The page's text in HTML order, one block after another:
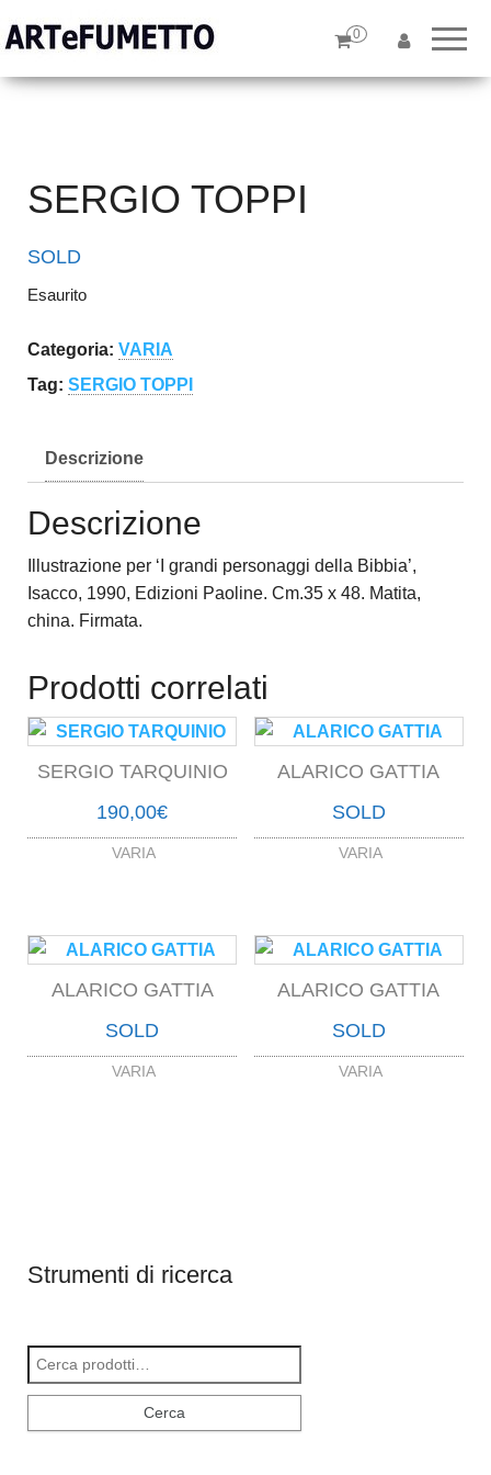
– Specialisti in
Tavole Originali
0
SERGIO TOPPI
SOLD
Esaurito
Categoria: VARIA
Tag: SERGIO TOPPI
Descrizione
Descrizione
Illustrazione per ‘I grandi personaggi della Bibbia’,
Isacco, 1990, Edizioni Paoline. Cm.35 x 48. Matita,
china. Firmata.
Prodotti correlati
SERGIO TARQUINIO
190,00€
VARIA
ALARICO GATTIA
SOLD
VARIA
ALARICO GATTIA
SOLD
VARIA
ALARICO GATTIA
SOLD
VARIA
Strumenti di ricerca
Cerca